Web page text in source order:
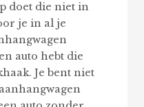
doet die niet in
je in al je
auto hebt die
Je bent niet